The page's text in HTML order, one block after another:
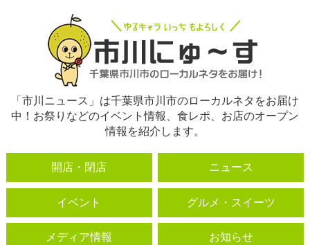
「市川ニュース」は千葉県市川市のローカルネタをお届け
中！お祭りなどのイベント情報、食レポ、お店のオープン
情報を紹介します。
開店・閉店 ニュース
イベント グルメ・スイーツ
メディア情報 お知らせ